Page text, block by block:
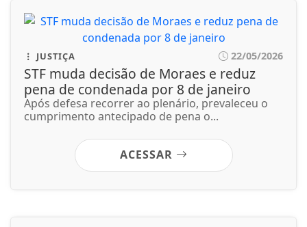
JUSTIÇA 22/05/2026
STF muda decisão de Moraes e reduz
pena de condenada por 8 de janeiro
Após defesa recorrer ao plenário, prevaleceu o
cumprimento antecipado de pena o...
ACESSAR